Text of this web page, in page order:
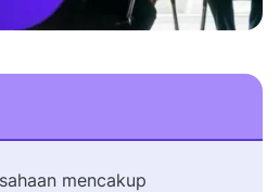
mencakup